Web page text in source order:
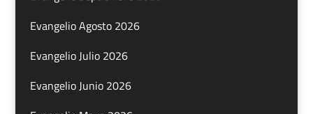
Evangelio Agosto 2026
Evangelio Julio 2026
Evangelio Junio 2026